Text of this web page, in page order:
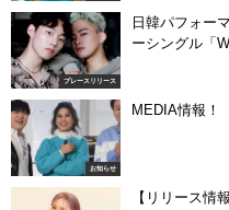
プレースリリース
日韓パフォー
ーシングル「
お知らせ
MEDIA情報！
【リリース情